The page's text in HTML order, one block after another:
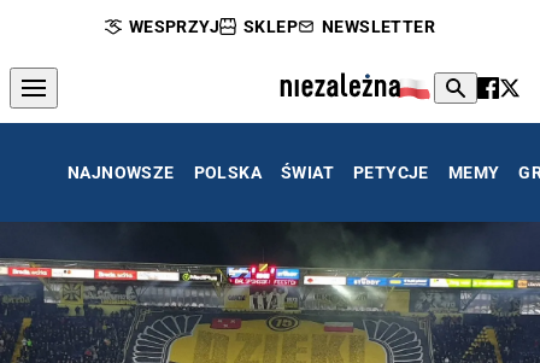
WESPRZYJ SKLEP NEWSLETTER
NAJNOWSZE POLSKA ŚWIAT PETYCJE MEMY